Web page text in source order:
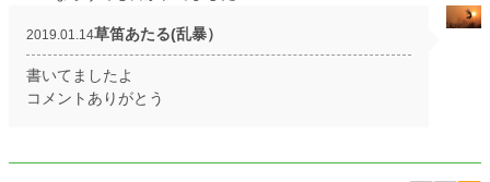
2019.01.14草笛あたる(乱暴）
書いてましたよ
コメントありがとう